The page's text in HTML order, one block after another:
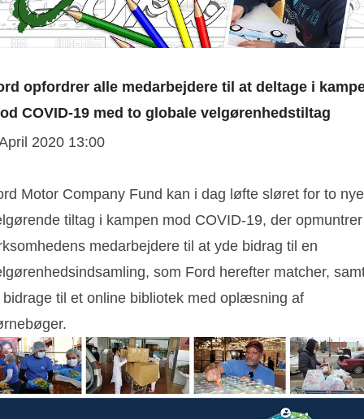
opfordrer alle medarbejdere til at deltage i
COVID-19 med to globale velgørenhedstiltag
2020 13:00
Motor Company Fund kan i dag løfte sløret for to nye
tiltag i kampen mod COVID-19, der opmuntrer
medarbejdere til at yde bidrag til en
som Ford herefter matcher,
bidrage til et online bibliotek med oplæsning af